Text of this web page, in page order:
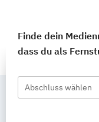
Finde dein
dass du als
Abschluss wählen